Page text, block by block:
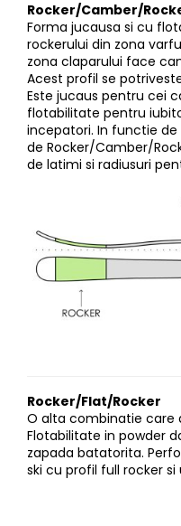
Rocker/Camber/
Forma jucausa si cu
rockerului din zona
zona claparului face
Acest profil se
Este jucaus pentru cei
flotabilitate pentru
incepatori. In functie
de Rocker/Camber/
de latimi si radiusuri
Rocker/Flat/Rocker
O alta combinatie care
Flotabilitate in powder
zapada batatorita.
ski cu profil full rocker